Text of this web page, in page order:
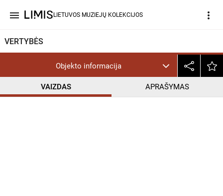
menu LIETUVOS MUZIEJŲ KOLEKCIJOS more_vert
VERTYBĖS
Objekto informacija
VAIZDAS APRAŠYMAS